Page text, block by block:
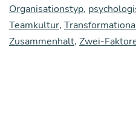
lä­
re
Organisationstyp,
Teamkultur,
Zusammenhalt, Zwei-